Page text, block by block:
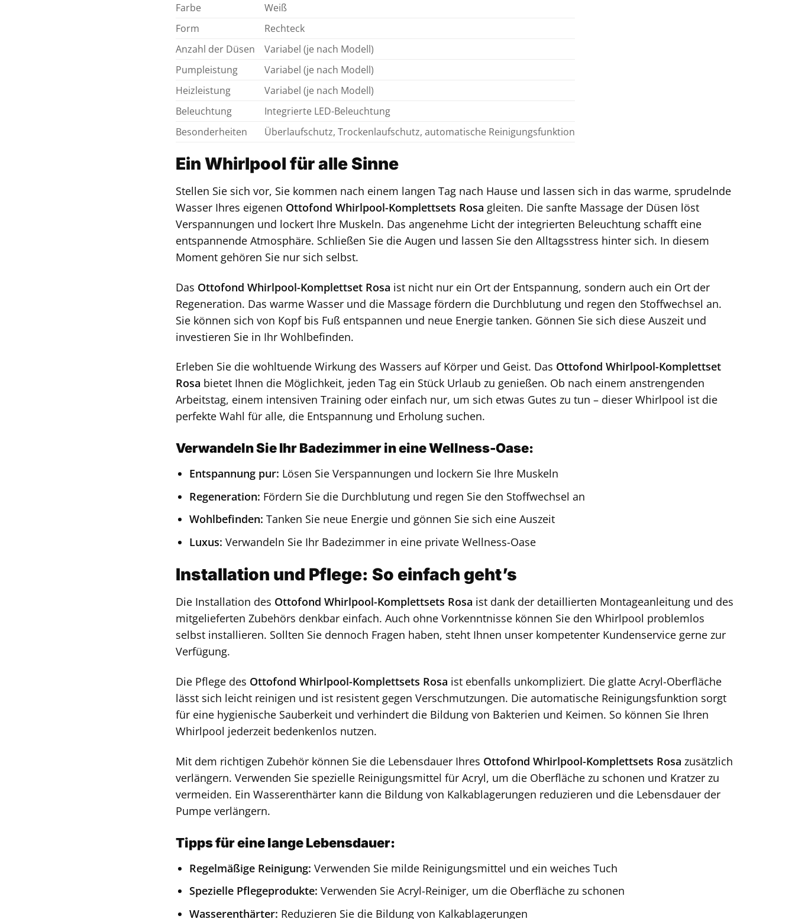
Farbe
Weiß
Form
Rechteck
Anzahl der Düsen
Variabel (je nach Modell)
Pumpleistung
Variabel (je nach Modell)
Heizleistung
Variabel (je nach Modell)
Beleuchtung
Integrierte LED-Beleuchtung
Besonderheiten
Überlaufschutz, Trockenlaufschutz, automatische Reinigungsfunktion
Ein Whirlpool für alle Sinne
Stellen Sie sich vor, Sie kommen nach einem langen Tag nach Hause und lassen sich in das warme, sprudelnde
Wasser Ihres eigenen Ottofond Whirlpool-Komplettsets Rosa gleiten. Die sanfte Massage der Düsen löst
Verspannungen und lockert Ihre Muskeln. Das angenehme Licht der integrierten Beleuchtung schafft eine
entspannende Atmosphäre. Schließen Sie die Augen und lassen Sie den Alltagsstress hinter sich. In diesem
Moment gehören Sie nur sich selbst.
Das Ottofond Whirlpool-Komplettset Rosa ist nicht nur ein Ort der Entspannung, sondern auch ein Ort der
Regeneration. Das warme Wasser und die Massage fördern die Durchblutung und regen den Stoffwechsel an.
Sie können sich von Kopf bis Fuß entspannen und neue Energie tanken. Gönnen Sie sich diese Auszeit und
investieren Sie in Ihr Wohlbefinden.
Erleben Sie die wohltuende Wirkung des Wassers auf Körper und Geist. Das Ottofond Whirlpool-Komplettset
Rosa bietet Ihnen die Möglichkeit, jeden Tag ein Stück Urlaub zu genießen. Ob nach einem anstrengenden
Arbeitstag, einem intensiven Training oder einfach nur, um sich etwas Gutes zu tun – dieser Whirlpool ist die
perfekte Wahl für alle, die Entspannung und Erholung suchen.
Verwandeln Sie Ihr Badezimmer in eine Wellness-Oase:
Entspannung pur: Lösen Sie Verspannungen und lockern Sie Ihre Muskeln
Regeneration: Fördern Sie die Durchblutung und regen Sie den Stoffwechsel an
Wohlbefinden: Tanken Sie neue Energie und gönnen Sie sich eine Auszeit
Luxus: Verwandeln Sie Ihr Badezimmer in eine private Wellness-Oase
Installation und Pflege: So einfach geht’s
Die Installation des Ottofond Whirlpool-Komplettsets Rosa ist dank der detaillierten Montageanleitung und des
mitgelieferten Zubehörs denkbar einfach. Auch ohne Vorkenntnisse können Sie den Whirlpool problemlos
selbst installieren. Sollten Sie dennoch Fragen haben, steht Ihnen unser kompetenter Kundenservice gerne zur
Verfügung.
Die Pflege des Ottofond Whirlpool-Komplettsets Rosa ist ebenfalls unkompliziert. Die glatte Acryl-Oberfläche
lässt sich leicht reinigen und ist resistent gegen Verschmutzungen. Die automatische Reinigungsfunktion sorgt
für eine hygienische Sauberkeit und verhindert die Bildung von Bakterien und Keimen. So können Sie Ihren
Whirlpool jederzeit bedenkenlos nutzen.
Mit dem richtigen Zubehör können Sie die Lebensdauer Ihres Ottofond Whirlpool-Komplettsets Rosa zusätzlich
verlängern. Verwenden Sie spezielle Reinigungsmittel für Acryl, um die Oberfläche zu schonen und Kratzer zu
vermeiden. Ein Wasserenthärter kann die Bildung von Kalkablagerungen reduzieren und die Lebensdauer der
Pumpe verlängern.
Tipps für eine lange Lebensdauer:
Regelmäßige Reinigung: Verwenden Sie milde Reinigungsmittel und ein weiches Tuch
Spezielle Pflegeprodukte: Verwenden Sie Acryl-Reiniger, um die Oberfläche zu schonen
Wasserenthärter: Reduzieren Sie die Bildung von Kalkablagerungen